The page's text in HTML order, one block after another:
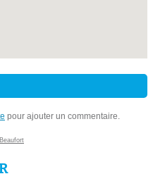
pour ajouter un commentaire.